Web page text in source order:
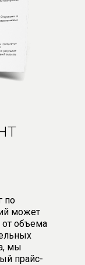
по
может
от объема
мы
прайс-